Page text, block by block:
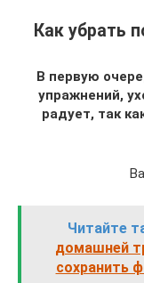
Как убрать
В первую
упражнений,
радует, так
Читайте
домашней
сохранить